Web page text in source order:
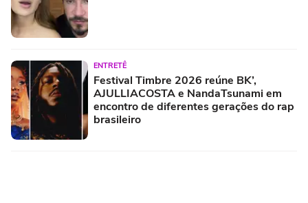
ENTRETÊ
Festival Timbre 2026 reúne BK’,
AJULLIACOSTA e NandaTsunami em
encontro de diferentes gerações do rap
brasileiro